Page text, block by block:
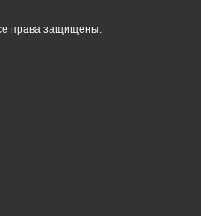
права защищены.